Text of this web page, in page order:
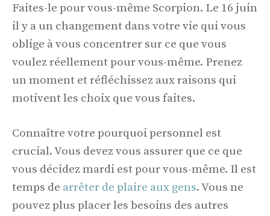
Faites-le pour vous-même Scorpion. Le 16 juin
il y a un changement dans votre vie qui vous
oblige à vous concentrer sur ce que vous
voulez réellement pour vous-même. Prenez
un moment et réfléchissez aux raisons qui
motivent les choix que vous faites.
Connaître votre pourquoi personnel est
crucial. Vous devez vous assurer que ce que
vous décidez mardi est pour vous-même. Il est
temps de arrêter de plaire aux gens. Vous ne
pouvez plus placer les besoins des autres